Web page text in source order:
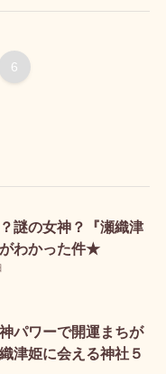
6
謎の女神？『瀬織津
わかった件★
神パワーで開運まちが
津姫に会える神社５